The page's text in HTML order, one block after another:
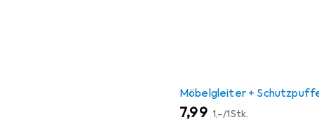
Möbelgleiter +
EUR
7,99 EUR
1,–/1Stk.